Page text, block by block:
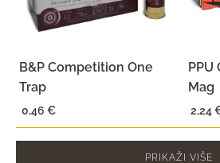
B&P Competition One
Trap
0,46€
PPU
Mag
2,24
PRIKAŽI VIŠE